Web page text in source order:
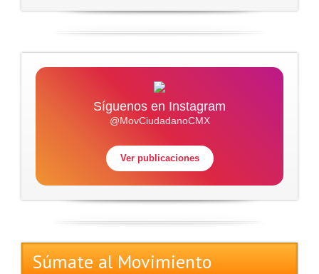
Síguenos en Instagram
@MovCiudadanoCMX
Ver publicaciones
Súmate al Movimiento